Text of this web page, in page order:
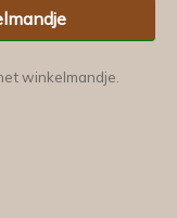
winkelmandje.